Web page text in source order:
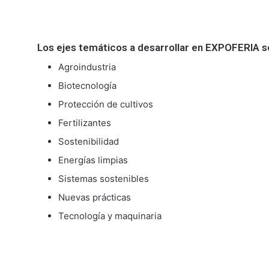
Los ejes temáticos a desarrollar en EXPOFERIA
Agroindustria
Biotecnología
Protección de cultivos
Fertilizantes
Sostenibilidad
Energías limpias
Sistemas sostenibles
Nuevas prácticas
Tecnología y maquinaria